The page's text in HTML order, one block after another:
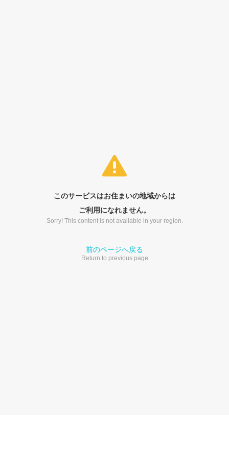
このサービスはお住まいの地域からは
ご利用になれません。
Sorry! This content is not available in your region.
前のページへ戻る
Return to previous page